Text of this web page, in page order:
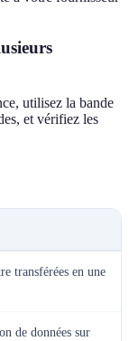
utilisez la bande
et vérifiez les
transférées en une
de données sur